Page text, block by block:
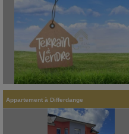
Appartement à Differdange